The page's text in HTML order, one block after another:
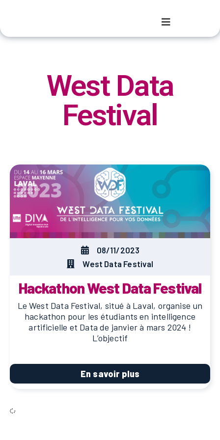
West Data
Festival
08/11/2023
West Data Festival
Hackathon West Data Festival
Le West Data Festival, situé à Laval, organise un
hackathon pour les étudiants en intelligence
artificielle et Data de janvier à mars 2024 !
L’objectif
En savoir plus